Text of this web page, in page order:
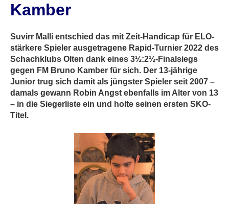
Kamber
Suvirr Malli entschied das mit Zeit-Handicap für ELO-
stärkere Spieler ausgetragene Rapid-Turnier 2022 des
Schachklubs Olten dank eines 3½:2½-Finalsiegs
gegen FM Bruno Kamber für sich. Der 13-jährige
Junior trug sich damit als jüngster Spieler seit 2007 –
damals gewann Robin Angst ebenfalls im Alter von 13
– in die Siegerliste ein und holte seinen ersten SKO-
Titel.